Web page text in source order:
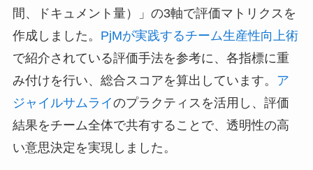
間、ドキュメント量）」の3軸で評価マトリクスを
作成しました。 PjMが実践するチーム生産性向上術
で紹介されている評価手法を参考に、各指標に重
み付けを行い、総合スコアを算出しています。 ア
ジャイルサムライのプラクティスを活用し、評価
結果をチーム全体で共有することで、透明性の高
い意思決定を実現しました。